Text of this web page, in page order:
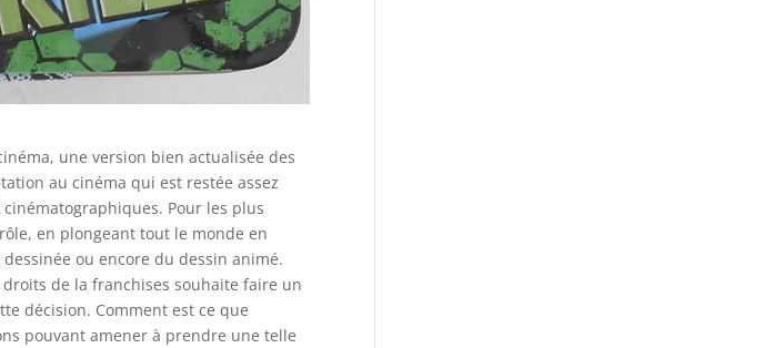
une version bien actualisée des
au cinéma qui est restée assez
Pour les plus
en plongeant tout le monde en
ou encore du dessin animé.
de la franchises souhaite faire un
décision. Comment est ce que
pouvant amener à prendre une telle